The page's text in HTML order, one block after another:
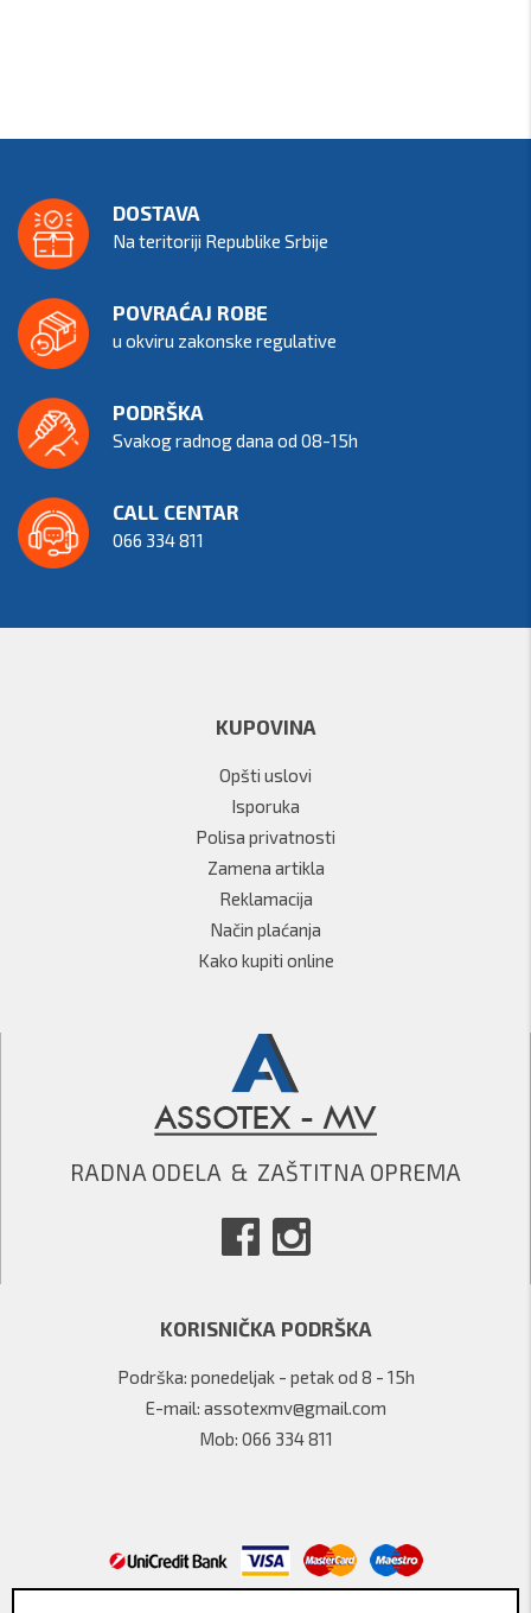
DOSTAVA
Na teritoriji Republike Srbije
POVRAĆAJ ROBE
u okviru zakonske regulative
PODRŠKA
Svakog radnog dana od 08-15h
CALL CENTAR
066 334 811
KUPOVINA
Opšti uslovi
Isporuka
Polisa privatnosti
Zamena artikla
Reklamacija
Način plaćanja
Kako kupiti online
RADNA ODELA  &  ZAŠTITNA OPREMA
KORISNIČKA PODRŠKA
Podrška: ponedeljak - petak od 8 - 15h
E-mail: assotexmv@gmail.com
Mob: 066 334 811